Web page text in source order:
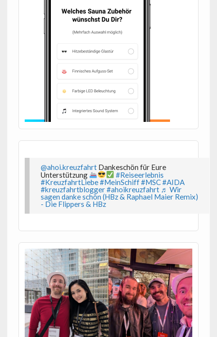
@ahoi.kreuzfahrt Dankeschön für Eure
Unterstützung
#Reiseerlebnis
#KreuzfahrtLiebe#MeinSchiff#MSC#AIDA
#kreuzfahrtblogger#ahoikreuzfahrt ♬ Wir
sagen danke schön (HBz & Raphael Maier Remix)
- Die Flippers & HBz